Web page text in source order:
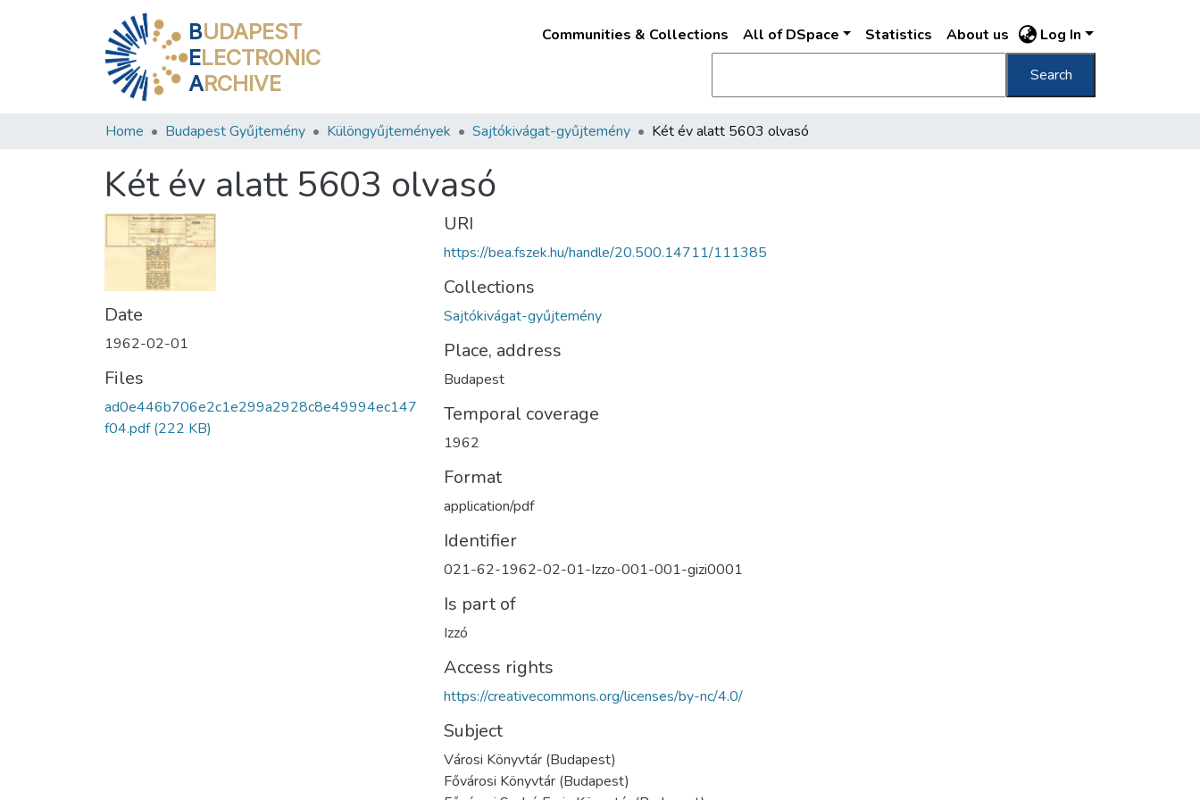
BUDAPEST
ELECTRONIC
ARCHIVE
Communities & Collections All of DSpace Statistics About us Log In
Search
Home Budapest Gyűjtemény Különgyűjtemények Sajtókivágat-gyűjtemény Két év alatt 5603 olvasó
Két év alatt 5603 olvasó
Date
1962-02-01
Files
ad0e446b706e2c1e299a2928c8e49994ec147
f04.pdf(222 KB)
URI
https://bea.fszek.hu/handle/20.500.14711/111385
Collections
Sajtókivágat-gyűjtemény
Place, address
Budapest
Temporal coverage
1962
Format
application/pdf
Identifier
021-62-1962-02-01-Izzo-001-001-gizi0001
Is part of
Izzó
Access rights
https://creativecommons.org/licenses/by-nc/4.0/
Subject
Városi Könyvtár (Budapest)
Fővárosi Könyvtár (Budapest)